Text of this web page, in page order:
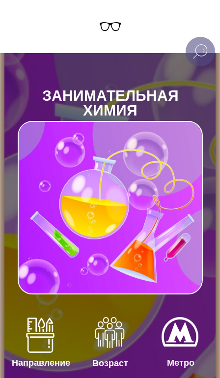
ЗАНИМАТЕЛЬНАЯ
ХИМИЯ
Направление Возраст Метро